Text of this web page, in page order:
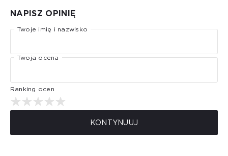
NAPISZ OPINIĘ
Twoje imię i nazwisko
Twoja ocena
Ranking ocen
KONTYNUUJ